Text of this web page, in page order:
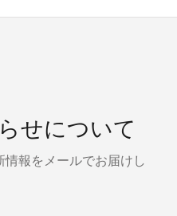
せについて
報をメールでお届けし